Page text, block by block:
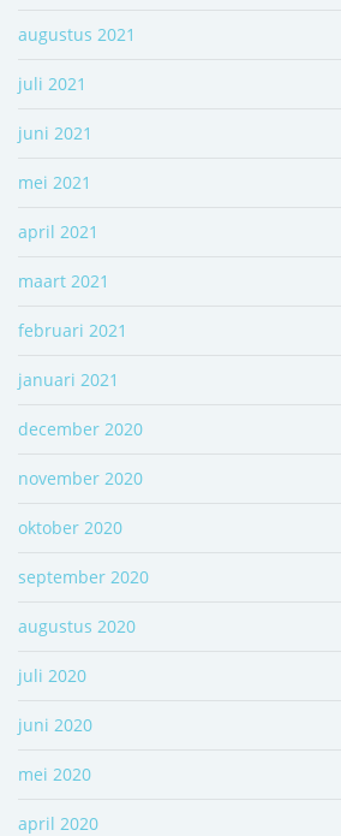
augustus 2021
juli 2021
juni 2021
mei 2021
april 2021
maart 2021
februari 2021
januari 2021
december 2020
november 2020
oktober 2020
september 2020
augustus 2020
juli 2020
juni 2020
mei 2020
april 2020